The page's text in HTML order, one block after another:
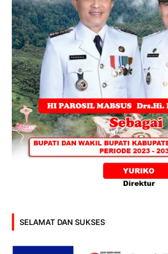
SELAMAT DAN SUKSES